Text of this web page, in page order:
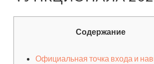
Содержание
Официальная точка входа и